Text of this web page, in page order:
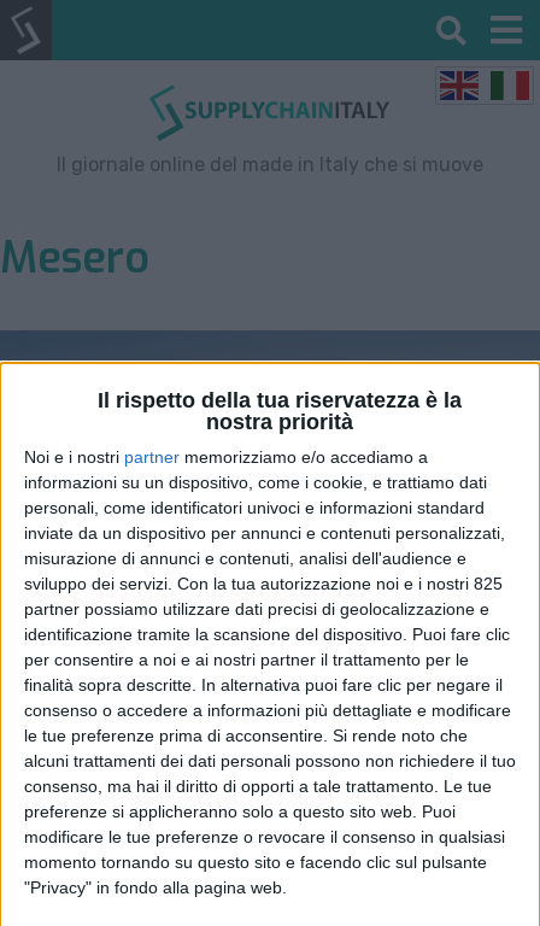
Il rispetto della tua riservatezza è la
nostra priorità
Noi e i nostri partner memorizziamo e/o accediamo a
informazioni su un dispositivo, come i cookie, e trattiamo dati
personali, come identificatori univoci e informazioni standard
inviate da un dispositivo per annunci e contenuti personalizzati,
misurazione di annunci e contenuti, analisi dell'audience e
sviluppo dei servizi. Con la tua autorizzazione noi e i nostri 825
partner possiamo utilizzare dati precisi di geolocalizzazione e
identificazione tramite la scansione del dispositivo. Puoi fare clic
per consentire a noi e ai nostri partner il trattamento per le
finalità sopra descritte. In alternativa puoi fare clic per negare il
consenso o accedere a informazioni più dettagliate e modificare
le tue preferenze prima di acconsentire. Si rende noto che
alcuni trattamenti dei dati personali possono non richiedere il tuo
consenso, ma hai il diritto di opporti a tale trattamento. Le tue
preferenze si applicheranno solo a questo sito web. Puoi
modificare le tue preferenze o revocare il consenso in qualsiasi
momento tornando su questo sito e facendo clic sul pulsante
"Privacy" in fondo alla pagina web.
Il giornale online del made in Italy che si muove
Mesero
Carlyle cede ad Axa 13
immobili logistici situati a
Mesero, Siziano e in tutto il
Nord Italia
LE ALTRE NEWS 9 DICEMBRE 2020